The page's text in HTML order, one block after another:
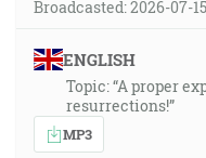
Broadcasted: 2026-07-
ENGLISH
Topic: “A proper
resurrections!”
MP3